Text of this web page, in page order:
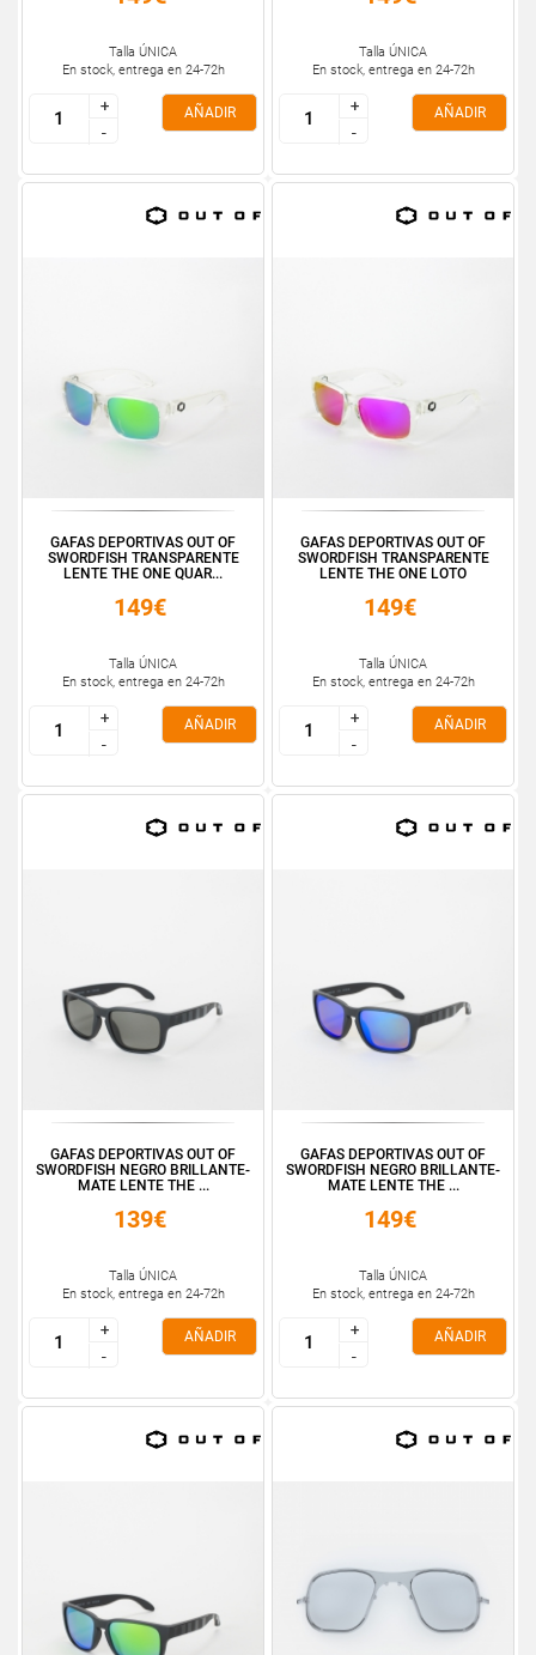
Talla ÚNICA
En stock, entrega en 24-72h
+
-
+
-
AÑADIR
Talla ÚNICA
En stock, entrega en 24-72h
+
-
+
-
AÑADIR
GAFAS DEPORTIVAS OUT OF
SWORDFISH TRANSPARENTE
LENTE THE ONE QUAR...
149€
Talla ÚNICA
En stock, entrega en 24-72h
+
-
+
-
AÑADIR
GAFAS DEPORTIVAS OUT OF
SWORDFISH TRANSPARENTE
LENTE THE ONE LOTO
149€
Talla ÚNICA
En stock, entrega en 24-72h
+
-
+
-
AÑADIR
GAFAS DEPORTIVAS OUT OF
SWORDFISH NEGRO BRILLANTE-
MATE LENTE THE ...
139€
Talla ÚNICA
En stock, entrega en 24-72h
+
-
+
-
AÑADIR
GAFAS DEPORTIVAS OUT OF
SWORDFISH NEGRO BRILLANTE-
MATE LENTE THE ...
149€
Talla ÚNICA
En stock, entrega en 24-72h
+
-
+
-
AÑADIR